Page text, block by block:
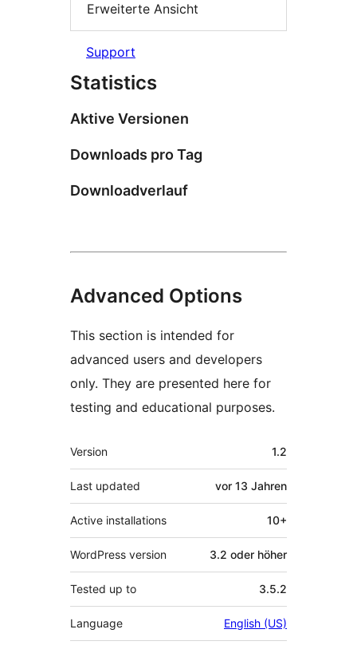
Erweiterte Ansicht
Support
Statistics
Aktive Versionen
Downloads pro Tag
Downloadverlauf
Advanced Options
This section is intended for
advanced users and developers
only. They are presented here for
testing and educational purposes.
Meta
Version 1.2
Last updated vor 13 Jahren
Active installations 10+
WordPress version 3.2 oder höher
Tested up to 3.5.2
Language English (US)